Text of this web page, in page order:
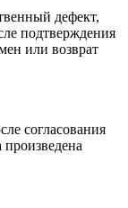
дефект,
подтверждения
или возврат
согласования